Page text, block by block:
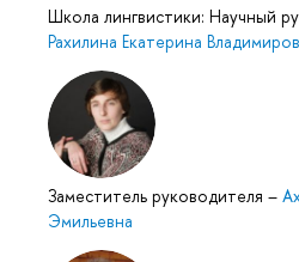
Школа лингвистики: Научный
Рахилина Екатерина
Заместитель руководителя –
Эмильевна